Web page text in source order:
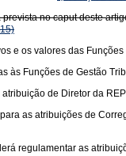
no caput deste
e os valores das
às Funções de Gestão
de Diretor da
as atribuições de
regulamentar as